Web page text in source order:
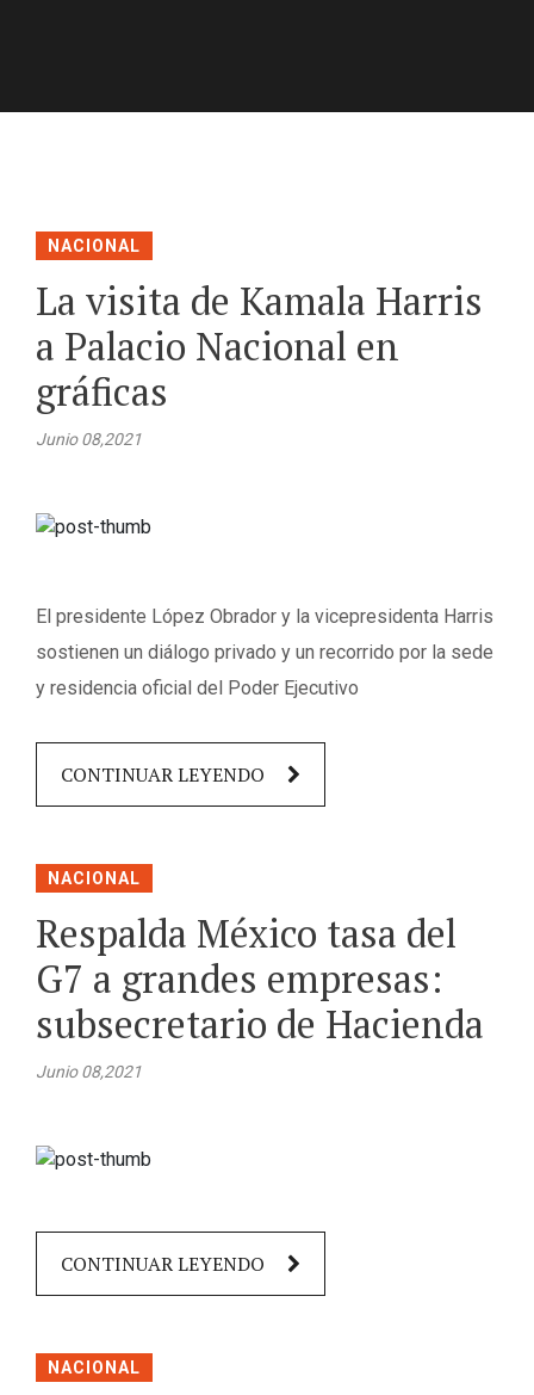
NACIONAL
La visita de Kamala Harris
a Palacio Nacional en
gráficas
Junio 08,2021
El presidente López Obrador y la vicepresidenta Harris
sostienen un diálogo privado y un recorrido por la sede
y residencia oficial del Poder Ejecutivo
CONTINUAR LEYENDO
NACIONAL
Respalda México tasa del
G7 a grandes empresas:
subsecretario de Hacienda
Junio 08,2021
CONTINUAR LEYENDO
NACIONAL